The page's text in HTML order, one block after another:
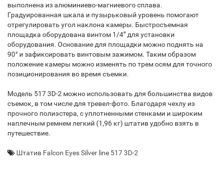
выполнена из алюминиево-магниевого сплава.
Градуированная шкала и пузырьковый уровень помогают
отрегулировать угол наклона камеры. Быстросъемная
площадка оборудована винтом 1/4” для установки
оборудования. Основание для площадки можно поднять на
90° и зафиксировать винтовым зажимом. Таким образом
положение камеры можно изменять по трем осям для точного
позиционирования во время съемки.
Модель 517 3D-2 можно использовать для большинства видов
съемок, в том числе для тревел-фото. Благодаря чехлу из
прочного полиэстера, с уплотненными стенками и широким
наплечным ремнем легкий (1,96 кг) штатив удобно взять в
путешествие.
Штатив Falcon Eyes Silver line 517 3D-2